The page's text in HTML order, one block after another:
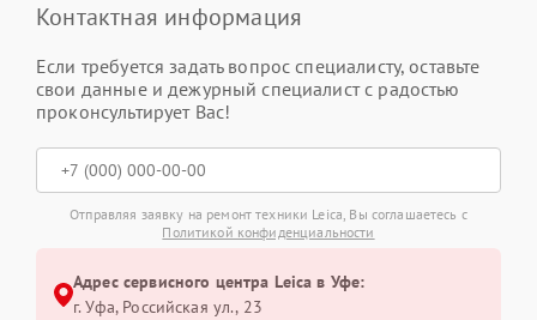
Контактная информация
Если требуется задать вопрос специалисту, оставьте
свои данные и дежурный специалист с радостью
проконсультирует Вас!
Отправляя заявку на ремонт техники Leica, Вы соглашаетесь с
Политикой конфиденциальности
Адрес сервисного центра Leica в Уфе:
г. Уфа, Российская ул., 23